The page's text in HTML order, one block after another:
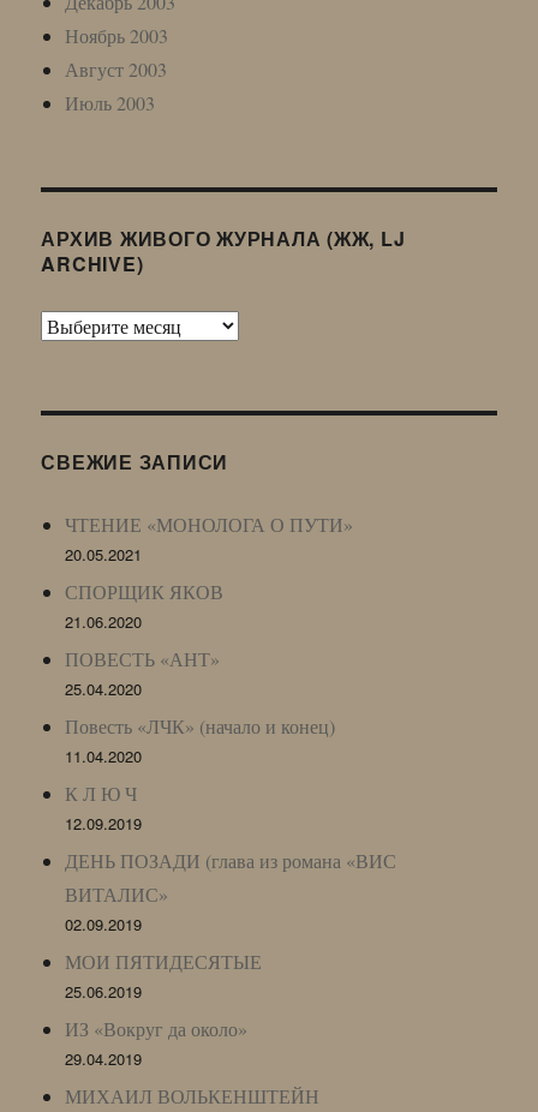
Ноябрь 2003
Август 2003
Июль 2003
АРХИВ ЖИВОГО ЖУРНАЛА (ЖЖ, LJ
ARCHIVE)
Архив
LJ
СВЕЖИЕ ЗАПИСИ
ЧТЕНИЕ «МОНОЛОГА О ПУТИ»
20.05.2021
СПОРЩИК ЯКОВ
21.06.2020
ПОВЕСТЬ «АНТ»
25.04.2020
Повесть «ЛЧК» (начало и конец)
11.04.2020
К Л Ю Ч
12.09.2019
ДЕНЬ ПОЗАДИ (глава из романа «ВИС
ВИТАЛИС»
02.09.2019
МОИ ПЯТИДЕСЯТЫЕ
25.06.2019
ИЗ «Вокруг да около»
29.04.2019
МИХАИЛ ВОЛЬКЕНШТЕЙН